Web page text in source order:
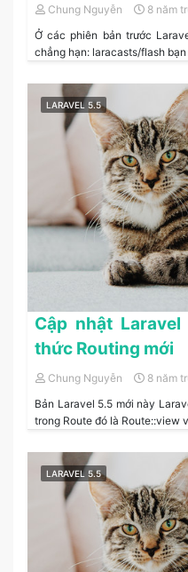
Chung Nguyễn 8 năm
Ở các phiên bản trước
chẳng hạn: laracasts/flash
LARAVEL 5.5
Cập nhật
thức Routing mới
Chung Nguyễn 8 năm
Bản Laravel 5.5 mới này
trong Route đó là Route::view
LARAVEL 5.5